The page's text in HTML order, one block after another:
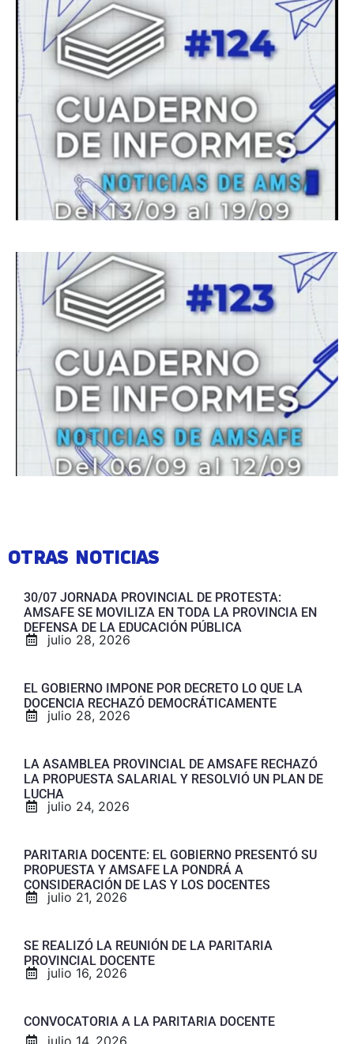
OTRAS NOTICIAS
30/07 JORNADA PROVINCIAL DE PROTESTA:
AMSAFE SE MOVILIZA EN TODA LA PROVINCIA EN
DEFENSA DE LA EDUCACIÓN PÚBLICA
julio 28, 2026
EL GOBIERNO IMPONE POR DECRETO LO QUE LA
DOCENCIA RECHAZÓ DEMOCRÁTICAMENTE
julio 28, 2026
LA ASAMBLEA PROVINCIAL DE AMSAFE RECHAZÓ
LA PROPUESTA SALARIAL Y RESOLVIÓ UN PLAN DE
LUCHA
julio 24, 2026
PARITARIA DOCENTE: EL GOBIERNO PRESENTÓ SU
PROPUESTA Y AMSAFE LA PONDRÁ A
CONSIDERACIÓN DE LAS Y LOS DOCENTES
julio 21, 2026
SE REALIZÓ LA REUNIÓN DE LA PARITARIA
PROVINCIAL DOCENTE
julio 16, 2026
CONVOCATORIA A LA PARITARIA DOCENTE